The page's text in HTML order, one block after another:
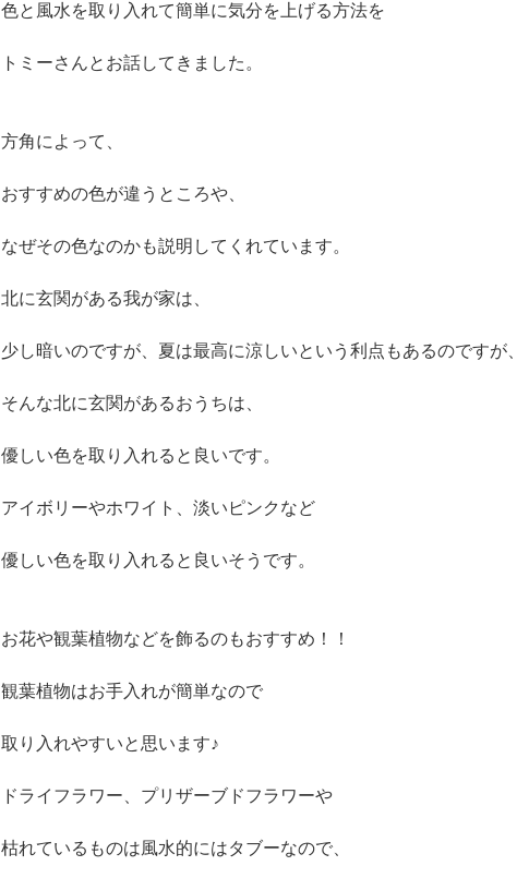
色と風水を取り入れて簡単に気分を上げる方法を
トミーさんとお話してきました。
方角によって、
おすすめの色が違うところや、
なぜその色なのかも説明してくれています。
北に玄関がある我が家は、
少し暗いのですが、夏は最高に涼しいという利点もあるのですが、
そんな北に玄関があるおうちは、
優しい色を取り入れると良いです。
アイボリーやホワイト、淡いピンクなど
優しい色を取り入れると良いそうです。
お花や観葉植物などを飾るのもおすすめ！！
観葉植物はお手入れが簡単なので
取り入れやすいと思います♪
ドライフラワー、プリザーブドフラワーや
枯れているものは風水的にはタブーなので、